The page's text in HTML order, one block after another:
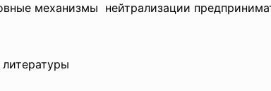
механизмы нейтрализации